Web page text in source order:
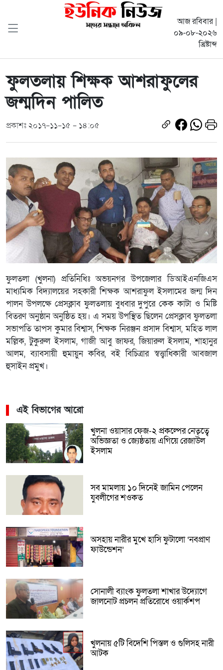
আজ রবিবার |
০৯-০৮-২০২৬
খ্রিষ্টাব্দ
ফুলতলায় শিক্ষক আশরাফুলের
জন্মদিন পালিত
প্রকাশঃ ২০১৭-১১-১৫ - ১৪:০৫
ফুলতলা (খুলনা) প্রতিনিধিঃ অভয়নগর উপজেলার ডিআইএনজিএস
মাধ্যমিক বিদ্যালয়ের সহকারী শিক্ষক আশরাফুল ইসলামের জন্ম দিন
পালন উপলক্ষে প্রেসক্লাব ফুলতলায় বুধবার দুপুরে কেক কাটা ও মিষ্টি
বিতরণ অনুষ্ঠান অনুষ্ঠিত হয়। এ সময় উপস্থিত ছিলেন প্রেসক্লাব ফুলতলা
সভাপতি তাপস কুমার বিশ্বাস, শিক্ষক নিরঞ্জন প্রসাদ বিশ্বাস, মহিত লাল
মল্লিক, টুকুরুল ইসলাম, গাজী আবু জাফর, জিয়ারুল ইসলাম, শাহানুর
আলম, ব্যাবসায়ী হুমায়ুন কবির, বই বিচিত্রার স্বত্ত্বাধিকারী আবজাল
হুসাইন প্রমুখ।
এই বিভাগের আরো
খুলনা ওয়াসার ফেজ-২ প্রকল্পের নেতৃত্বে
অভিজ্ঞতা ও জ্যেষ্ঠতায় এগিয়ে রেজাউল
ইসলাম
সব মামলায় ১০ দিনেই জামিন পেলেন
যুবলীগের শওকত
অসহায় নারীর মুখে হাসি ফুটালো ‘নবপ্রাণ
ফাউন্ডেশন’
সোনালী ব্যাংক ফুলতলা শাখার উদ্যোগে
জালনোট প্রচলন প্রতিরোধে ওয়ার্কশপ
খুলনায় ৫টি বিদেশি পিস্তল ও গুলিসহ নারী
আটক